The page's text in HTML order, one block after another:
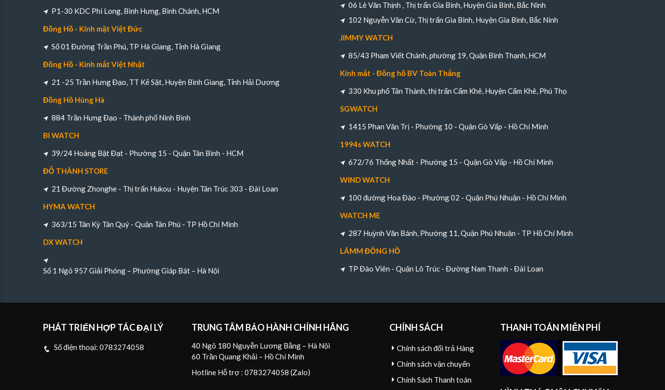
P1-30 KDC Phi Long, Bình Hưng, Bình Chánh, HCM
Đồng Hồ - Kính mặt Việt Đức
Số 01 Đường Trần Phú, TP Hà Giang, Tỉnh Hà Giang
Đồng Hồ - Kính mắt Việt Nhật
21 -25 Trần Hưng Đạo, TT Kẻ Sặt, Huyện Bình Giang, Tỉnh Hải Dương
Đồng Hồ Hùng Hà
884 Trần Hưng Đạo - Thành phố Ninh Bình
BI WATCH
39/24 Hoàng Bật Đạt - Phường 15 - Quận Tân Bình - HCM
ĐỖ THÀNH STORE
21 Đường Zhonghe - Thị trấn Hukou - Huyện Tân Trúc 303 - Đài Loan
HYMA WATCH
363/15 Tân Kỳ Tân Quý - Quận Tân Phú - TP Hồ Chí Minh
DX WATCH
Số 1 Ngõ 957 Giải Phóng – Phường Giáp Bát – Hà Nội
06 Lê Văn Thịnh , Thị trấn Gia Bình, Huyện Gia Bình, Bắc Ninh
102 Nguyễn Văn Cừ, Thị trấn Gia Bình, Huyện Gia Bình, Bắc Ninh
JIMMY WATCH
85/43 Phạm Viết Chánh, phường 19, Quận Bình Thạnh, HCM
Kính mắt - Đồng hồ BV Toàn Thắng
330 Khu phố Tân Thành, thị trấn Cẩm Khê, Huyện Cẩm Khê, Phú Thọ
SGWATCH
1415 Phan Văn Trị - Phường 10 - Quận Gò Vấp - Hồ Chí Minh
1994s WATCH
672/76 Thống Nhất - Phường 15 - Quận Gò Vấp - Hồ Chí Minh
WIND WATCH
100 đường Hoa Đào - Phường 02 - Quận Phú Nhuận - Hồ Chí Minh
WATCH ME
287 Huỳnh Văn Bánh, Phường 11, Quận Phú Nhuận - TP Hồ Chí Minh
LÂMM ĐỒNG HỒ
TP Đào Viên - Quận Lô Trúc - Đường Nam Thanh - Đài Loan
PHÁT TRIỂN HỢP TÁC ĐẠI LÝ
Số điện thoại: 0783274058
TRUNG TÂM BẢO HÀNH CHÍNH HÃNG
40 Ngõ 180 Nguyễn Lương Bằng – Hà Nội
60 Trần Quang Khải – Hồ Chí Minh
Hotline Hỗ trợ : 0783274058 (Zalo)
CHÍNH SÁCH
Chính sách đổi trả Hàng
Chính sách vận chuyển
Chính Sách Thanh toán
THANH TOÁN MIỄN PHÍ